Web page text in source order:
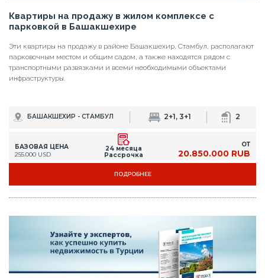
БАЗОВАЯ ЦЕНА
255.000 USD
24 месяца